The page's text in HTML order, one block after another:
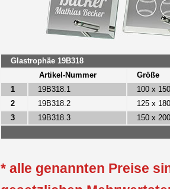
Glastrophäe 19B318
Artikel-Nummer
Größe
1
19B318.1
100 x
2
19B318.2
125 x 180
3
19B318.3 150 x 200
* alle genannten Preise